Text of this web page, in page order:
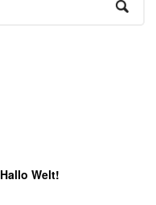
Hallo Welt!